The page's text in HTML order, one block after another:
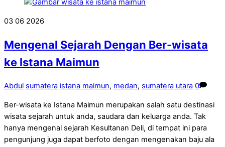
03 06 2026
Mengenal Sejarah Dengan Ber-wisata
ke Istana Maimun
Abdul sumatera istana maimun, medan, sumatera utara 0
Ber-wisata ke Istana Maimun merupakan salah satu destinasi
wisata sejarah untuk anda, saudara dan keluarga anda. Tak
hanya mengenal sejarah Kesultanan Deli, di tempat ini para
pengunjung juga dapat berfoto dengan mengenakan baju ala